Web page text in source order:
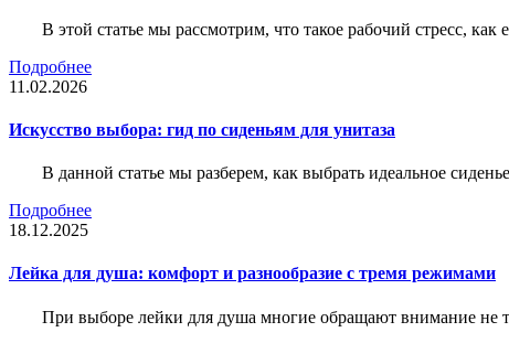
В этой статье мы рассмотрим, что такое рабочий стресс,
Подробнее
11.02.2026
Искусство выбора: гид по сиденьям для унитаза
В данной статье мы разберем, как выбрать идеальное
Подробнее
18.12.2025
Лейка для душа: комфорт и разнообразие с тремя режимами
При выборе лейки для душа многие обращают внимание не